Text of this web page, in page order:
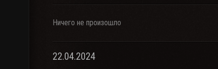
Ничего не произошло
22.04.2024